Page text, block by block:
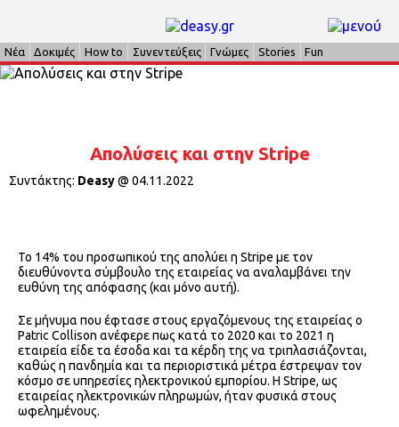
Νέα Δοκιμές How to Συνεντεύξεις Γνώμες Stories Fun
Απολύσεις και στην Stripe
Συντάκτης: Deasy@ 04.11.2022
Το 14% του προσωπικού της απολύει η Stripe με τον
διευθύνοντα σύμβουλο της εταιρείας να αναλαμβάνει την
ευθύνη της απόφασης (και μόνο αυτή).
Σε μήνυμα που έφτασε στους εργαζόμενους της εταιρείας ο
Patric Collison ανέφερε πως κατά το 2020 και το 2021 η
εταιρεία είδε τα έσοδα και τα κέρδη της να τριπλασιάζονται,
καθώς η πανδημία και τα περιοριστικά μέτρα έστρεψαν τον
κόσμο σε υπηρεσίες ηλεκτρονικού εμπορίου. H Stripe, ως
εταιρείας ηλεκτρονικών πληρωμών, ήταν φυσικά στους
ωφελημένους.